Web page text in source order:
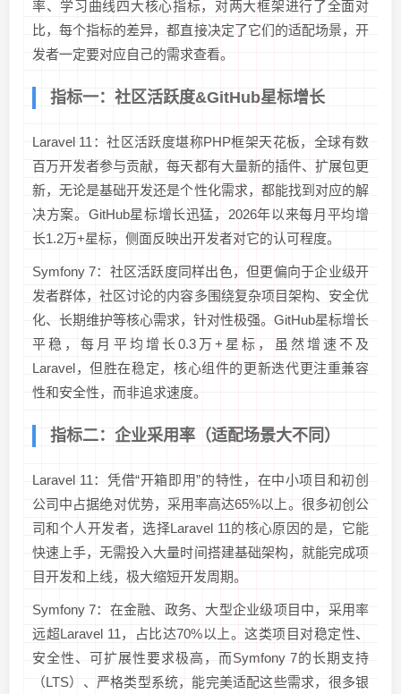
率、学习曲线四大核心指标，对两大框架进行了全面对
比，每个指标的差异，都直接决定了它们的适配场景，开
发者一定要对应自己的需求查看。
指标一：社区活跃度&GitHub星标增长
Laravel 11：社区活跃度堪称PHP框架天花板，全球有数
百万开发者参与贡献，每天都有大量新的插件、扩展包更
新，无论是基础开发还是个性化需求，都能找到对应的解
决方案。GitHub星标增长迅猛，2026年以来每月平均增
长1.2万+星标，侧面反映出开发者对它的认可程度。
Symfony 7：社区活跃度同样出色，但更偏向于企业级开
发者群体，社区讨论的内容多围绕复杂项目架构、安全优
化、长期维护等核心需求，针对性极强。GitHub星标增长
平稳，每月平均增长0.3万+星标，虽然增速不及
Laravel，但胜在稳定，核心组件的更新迭代更注重兼容
性和安全性，而非追求速度。
指标二：企业采用率（适配场景大不同）
Laravel 11：凭借“开箱即用”的特性，在中小项目和初创
公司中占据绝对优势，采用率高达65%以上。很多初创公
司和个人开发者，选择Laravel 11的核心原因的是，它能
快速上手，无需投入大量时间搭建基础架构，就能完成项
目开发和上线，极大缩短开发周期。
Symfony 7：在金融、政务、大型企业级项目中，采用率
远超Laravel 11，占比达70%以上。这类项目对稳定性、
安全性、可扩展性要求极高，而Symfony 7的长期支持
（LTS）、严格类型系统，能完美适配这些需求，很多银